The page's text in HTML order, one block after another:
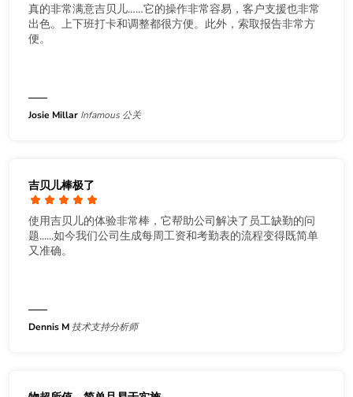
真的非常满意吉贝儿……它的操作非常容易，客户支援也非常
出色。上下班打卡和调整都很方便。此外，索取报告非常方
便。
Josie Millar Infamous 公关
吉贝儿棒极了
使用吉贝儿的体验非常棒，它帮助公司解决了员工缺勤的问
题......如今我们公司生成每周工资和考勤表的流程变得既简单
又准确。
Dennis M 技术支持分析师